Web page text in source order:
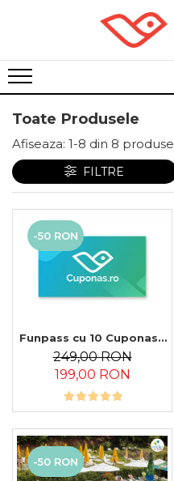
Toate Produsele
Afiseaza: 1-8 din 8 produse
FILTRE
-50 RON
Funpass cu 10 Cuponase
Universale
249,00 RON
199,00 RON
-50 RON